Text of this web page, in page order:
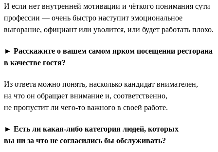
И если нет внутренней мотивации и чёткого понимания сути
профессии — очень быстро наступит эмоциональное
выгорание, официант или уволится, или будет работать плохо.
► Расскажите о вашем самом ярком посещении ресторана
в качестве гостя?
Из ответа можно понять, насколько кандидат внимателен,
на что он обращает внимание и, соответственно,
не пропустит ли чего-то важного в своей работе.
► Есть ли какая-либо категория людей, которых
вы ни за что не согласились бы обслуживать?